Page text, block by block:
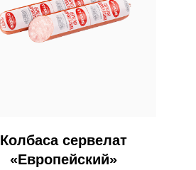
Колбаса сервелат
«Европейский»